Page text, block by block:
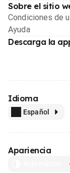
Sobre el sitio
Condiciones de
Ayuda
Descarga la
Idioma
Español
Apariencia